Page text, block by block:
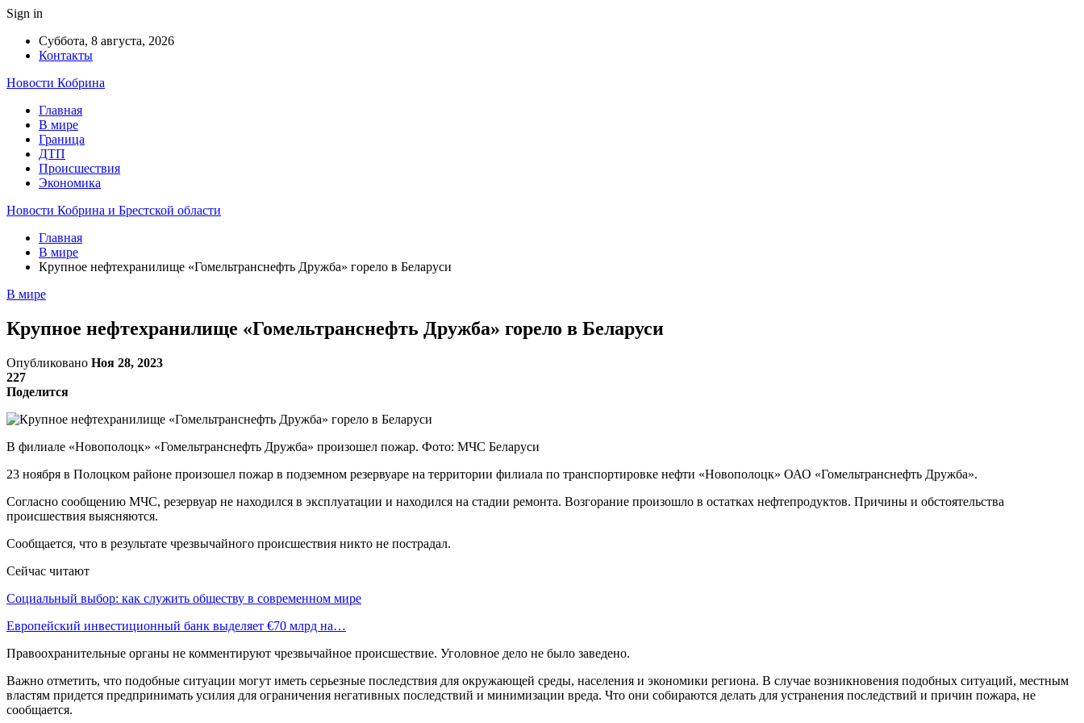
Sign in
Суббота, 8 августа, 2026
Контакты
Новости Кобрина
Главная
В мире
Граница
ДТП
Происшествия
Экономика
Новости Кобрина и Брестской области
Главная
В мире
Крупное нефтехранилище «Гомельтранснефть Дружба» горело в Беларуси
В мире
Крупное нефтехранилище «Гомельтранснефть Дружба» горело в Беларуси
Опубликовано Ноя 28, 2023
227
Поделится
В филиале «Новополоцк» «Гомельтранснефть Дружба» произошел пожар. Фото: МЧС Беларуси
23 ноября в Полоцком районе произошел пожар в подземном резервуаре на территории филиала по транспортировке нефти «Новополоцк» ОАО «Гомельтранснефть Дружба».
Согласно сообщению МЧС, резервуар не находился в эксплуатации и находился на стадии ремонта. Возгорание произошло в остатках нефтепродуктов. Причины и обстоятельства
происшествия выясняются.
Сообщается, что в результате чрезвычайного происшествия никто не пострадал.
Сейчас читают
Социальный выбор: как служить обществу в современном мире
Европейский инвестиционный банк выделяет €70 млрд на…
Правоохранительные органы не комментируют чрезвычайное происшествие. Уголовное дело не было заведено.
Важно отметить, что подобные ситуации могут иметь серьезные последствия для окружающей среды, населения и экономики региона. В случае возникновения подобных ситуаций, местным
властям придется предпринимать усилия для ограничения негативных последствий и минимизации вреда. Что они собираются делать для устранения последствий и причин пожара, не
сообщается.